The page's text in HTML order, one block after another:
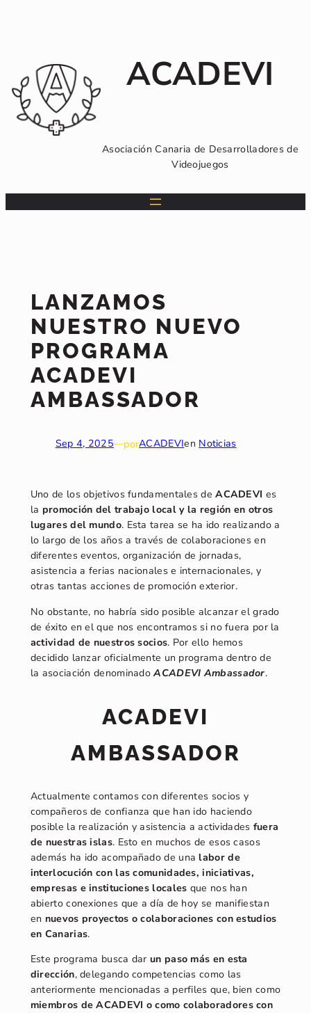
ACADEVI
Asociación Canaria de Desarrolladores de
Videojuegos
LANZAMOS
NUESTRO NUEVO
PROGRAMA
ACADEVI
AMBASSADOR
Sep 4, 2025—porACADEVIen Noticias
Uno de los objetivos fundamentales deACADEVI es
la promoción del trabajo local y la región en otros
lugares del mundo. Esta tarea se ha ido realizando a
lo largo de los años a través de colaboraciones en
diferentes eventos, organización de jornadas,
asistencia a ferias nacionales e internacionales, y
otras tantas acciones de promoción exterior.
No obstante, no habría sido posible alcanzar el grado
de éxito en el que nos encontramos si no fuera por la
actividad de nuestros socios. Por ello hemos
decidido lanzar oficialmente un programa dentro de
la asociación denominadoACADEVI Ambassador.
ACADEVI
AMBASSADOR
Actualmente contamos con diferentes socios y
compañeros de confianza que han ido haciendo
posible la realización y asistencia a actividades fuera
de nuestras islas. Esto en muchos de esos casos
además ha ido acompañado de una labor de
interlocución con las comunidades, iniciativas,
empresas e instituciones locales que nos han
abierto conexiones que a día de hoy se manifiestan
en nuevos proyectos o colaboraciones con estudios
en Canarias.
Este programa busca darun paso más en esta
dirección, delegando competencias como las
anteriormente mencionadas a perfiles que, bien como
miembros de ACADEVI o como colaboradores con